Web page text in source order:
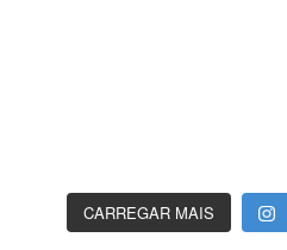
CARREGAR MAIS